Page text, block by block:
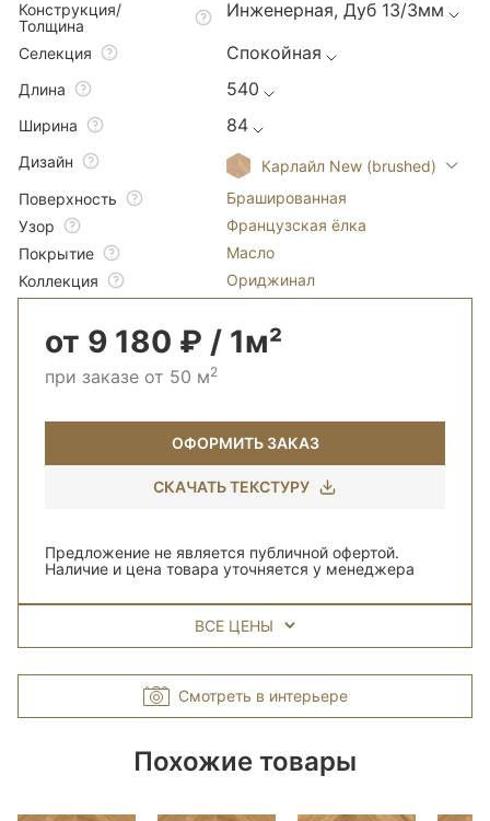
Конструкция/
Толщина
Инженерная, Дуб 13/3мм
Селекция Спокойная
Длина 540
Ширина 84
Дизайн
Карлайл New (brushed)
Поверхность
Брашированная
Узор
Французская ёлка
Покрытие
Масло
Коллекция
Ориджинал
от 9 180 ₽ / 1м²
при заказе от 50 м2
ОФОРМИТЬ ЗАКАЗ
СКАЧАТЬ ТЕКСТУРУ
Предложение не является публичной офертой.
Наличие и цена товара уточняется у менеджера
ВСЕ ЦЕНЫ
Смотреть в интерьере
Похожие товары